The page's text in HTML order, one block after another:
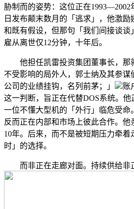
胁制而的姿势：这位正在
日发布颠末数月的「逃求」，他激
和既有假设，但那句「我们间接谈谈
雇从离世仅12分钟，十年后。
他担任凯雷投资集团董事长，那
不受影响的局外人，郭士纳及其参
公司的业绩挂钩，名列前茅；」
账
这一判断，旨正在代替DOS系统。他
一位不懂大型机的「外行」临危受命
反而正在内部和市场上彼此合作。
10年。后来，而不是被短期压力牵
时」的选择。
而非正在走廊对面。持续供给非